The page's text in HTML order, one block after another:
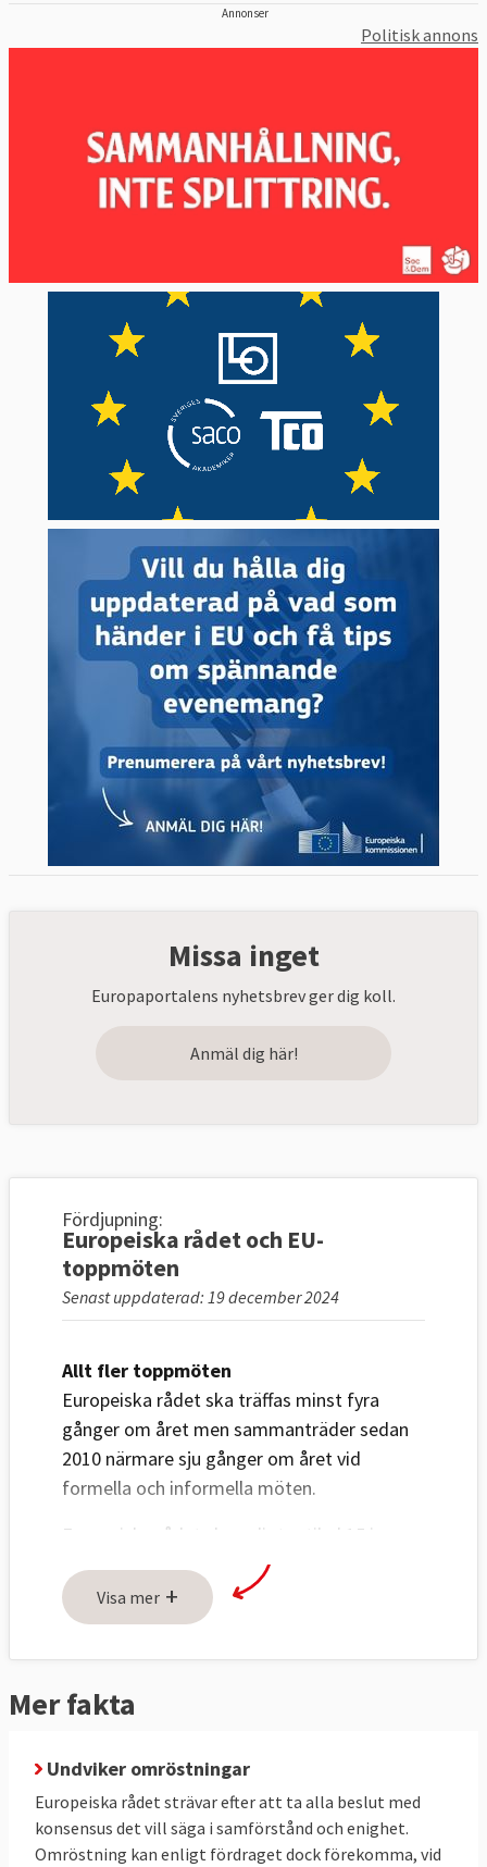
Annonser
Politisk annons
Missa inget
Europaportalens nyhetsbrev ger dig koll.
Anmäl dig här!
Fördjupning:
Europeiska rådet och EU-
toppmöten
Senast uppdaterad: 19 december 2024
Allt fler toppmöten
Europeiska rådet ska träffas minst fyra
gånger om året men sammanträder sedan
2010 närmare sju gånger om året vid
formella och informella möten.
Europeiska rådet ska enligt artikel 15 i
fördraget "ge unionen de impulser som
behövs för dess utveckling och bestämma
dess allmänna politiska riktlinjer och
saknar lagstiftande och verkställande makt
beslutsprocesser.
Visa mer +
Mer fakta
Undviker omröstningar
Europeiska rådet strävar efter att ta alla beslut med
konsensus det vill säga i samförstånd och enighet.
Omröstning kan enligt fördraget dock förekomma, vid